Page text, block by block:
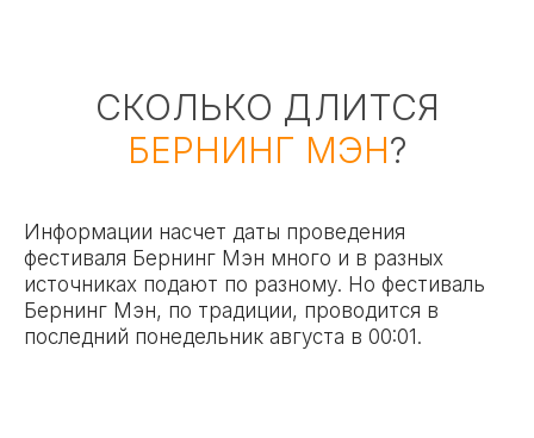
СКОЛЬКО ДЛИТСЯ
БЕРНИНГ МЭН?
Информации насчет даты проведения
фестиваля Бернинг Мэн много и в разных
источниках подают по разному. Но фестиваль
Бернинг Мэн, по традиции, проводится в
последний понедельник августа в 00:01.